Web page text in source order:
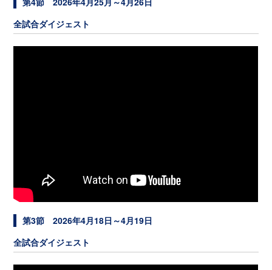
全試合ダイジェスト
第3節 2026年4月18日～4月19日
全試合ダイジェスト